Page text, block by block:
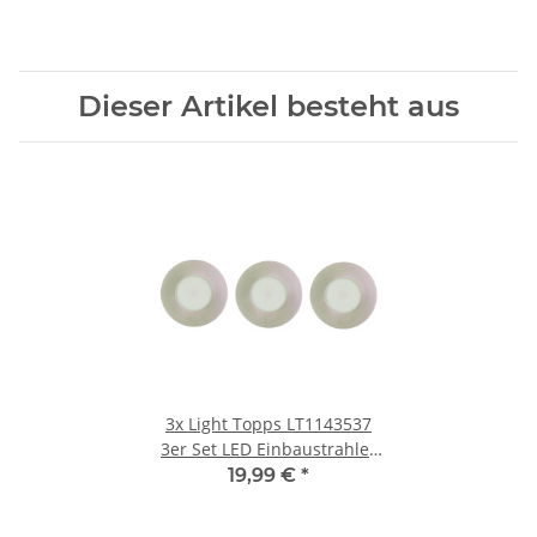
Dieser Artikel besteht aus
3x Light Topps LT1143537
3er Set LED Einbaustrahler
Einbauleuchte 3x4,2W
19,99 € *